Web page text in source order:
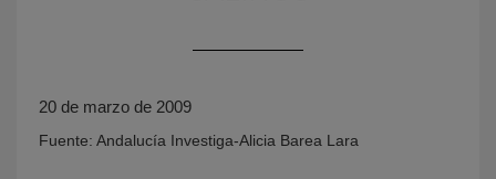
20 de marzo de 2009
Fuente: Andalucía Investiga-Alicia Barea Lara